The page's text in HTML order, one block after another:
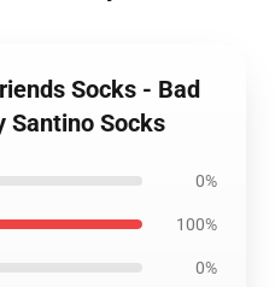
Socks - Bad
Santino Socks
0%
100%
0%